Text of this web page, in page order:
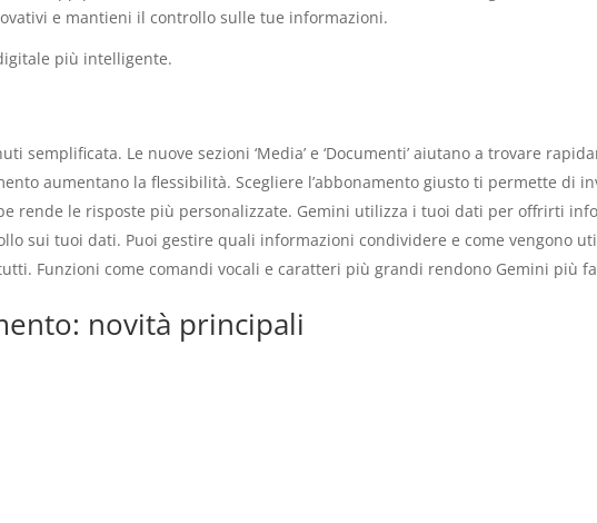
e mantieni il controllo sulle tue informazioni.
più intelligente.
semplificata. Le nuove sezioni ‘Media’ e ‘Documenti’ aiutano a trovare
aumentano la flessibilità. Scegliere l’abbonamento giusto ti permette di
rende le risposte più personalizzate. Gemini utilizza i tuoi dati per offrirti
sui tuoi dati. Puoi gestire quali informazioni condividere e come vengono
Funzioni come comandi vocali e caratteri più grandi rendono Gemini più
novità principali